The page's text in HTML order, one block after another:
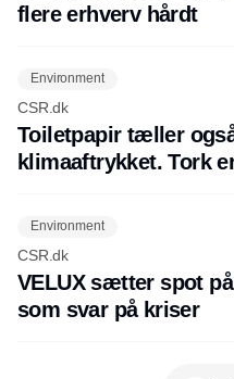
flere erhverv hårdt
Environment
CSR.dk
Toiletpapir tæller
klimaaftrykket. Tork
Environment
CSR.dk
VELUX sætter spot
som svar på kriser